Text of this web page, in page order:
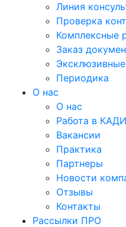
Линия
Проверка
Комплексные
Заказ
Периодика
О нас
О нас
Работа в
Вакансии
Практика
Партнеры
Новости
Отзывы
Контакты
Рассылки ПРО